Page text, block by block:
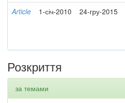
Article 1-січ-2010 24-гру-2015
Розкриття
за темами